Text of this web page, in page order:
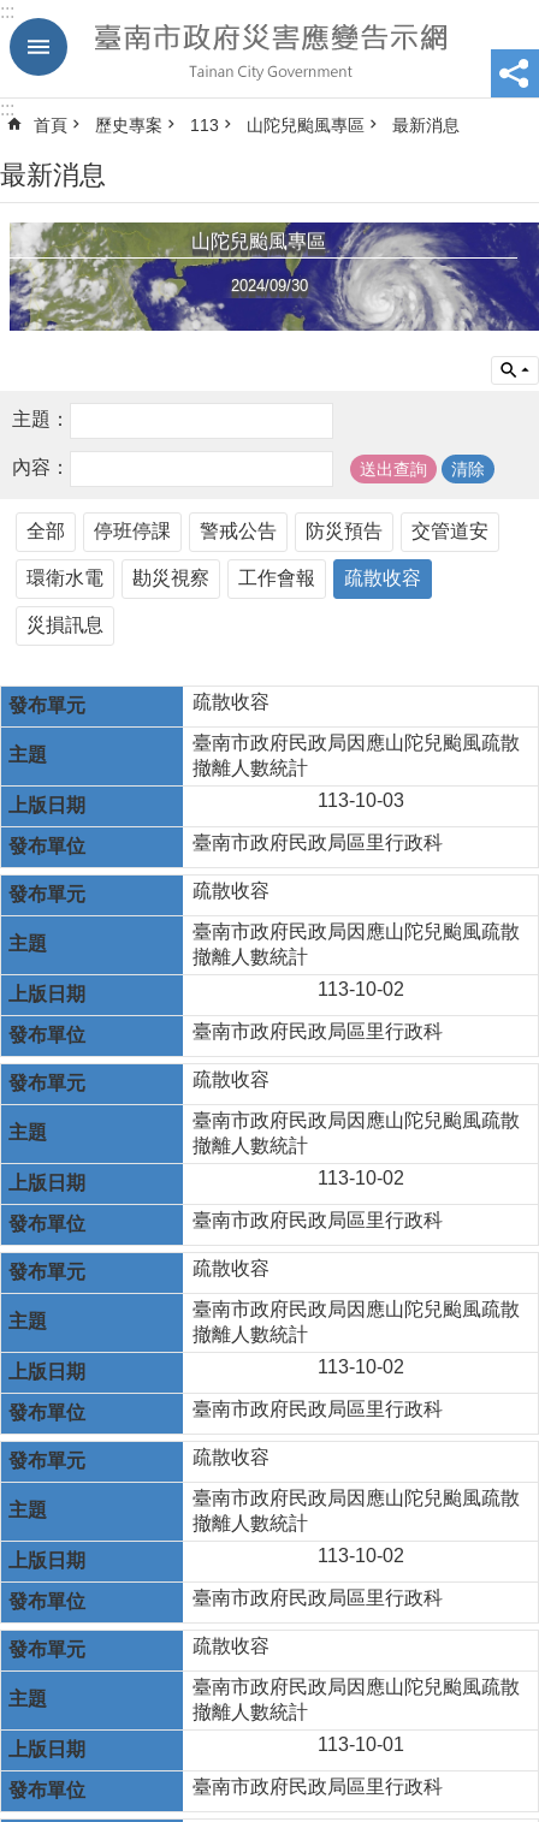
跳到主要內容區塊
:::
:::
首頁 歷史專案 113 山陀兒颱風專區 最新消息
最新消息
山陀兒颱風專區
2024/09/30
主題：
內容：
全部 停班停課 警戒公告 防災預告 交管道安
環衛水電 勘災視察 工作會報 疏散收容
災損訊息
疏散收容
臺南市政府民政局因應山陀兒颱風疏散
撤離人數統計
113-10-03
臺南市政府民政局區里行政科
疏散收容
臺南市政府民政局因應山陀兒颱風疏散
撤離人數統計
113-10-02
臺南市政府民政局區里行政科
疏散收容
臺南市政府民政局因應山陀兒颱風疏散
撤離人數統計
113-10-02
臺南市政府民政局區里行政科
疏散收容
臺南市政府民政局因應山陀兒颱風疏散
撤離人數統計
113-10-02
臺南市政府民政局區里行政科
疏散收容
臺南市政府民政局因應山陀兒颱風疏散
撤離人數統計
113-10-02
臺南市政府民政局區里行政科
疏散收容
臺南市政府民政局因應山陀兒颱風疏散
撤離人數統計
113-10-01
臺南市政府民政局區里行政科